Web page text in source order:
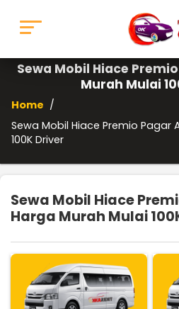
Sewa Mobil Hiace
Murah Mulai
Home /
Sewa Mobil Hiace Premio Pagar
100K Driver
Sewa Mobil Hiace
Harga Murah Mulai